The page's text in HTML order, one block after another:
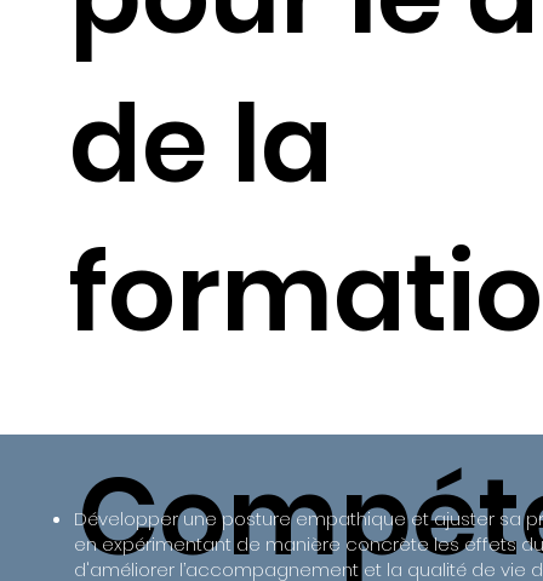
de la
Développer une posture empathique et ajuster sa
en expérimentant de manière concrète les effets
d'améliorer l’accompagnement et la qualité de vie